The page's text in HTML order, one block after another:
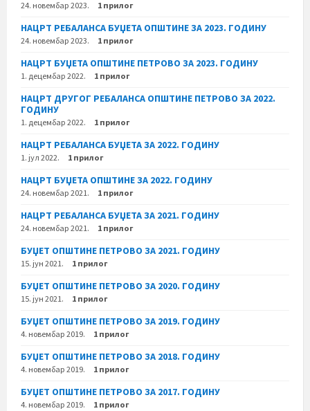
24. новембар 2023. 1 прилог
НАЦРТ РЕБАЛАНСА БУЏЕТА ОПШТИНЕ ЗА 2023. ГОДИНУ
24. новембар 2023. 1 прилог
НАЦРТ БУЏЕТА ОПШТИНЕ ПЕТРОВО ЗА 2023. ГОДИНУ
1. децембар 2022. 1 прилог
НАЦРТ ДРУГОГ РЕБАЛАНСА ОПШТИНЕ ПЕТРОВО ЗА 2022.
ГОДИНУ
1. децембар 2022. 1 прилог
НАЦРТ РЕБАЛАНСА БУЏЕТА ЗА 2022. ГОДИНУ
1. јул 2022. 1 прилог
НАЦРТ БУЏЕТА ОПШТИНЕ ЗА 2022. ГОДИНУ
24. новембар 2021. 1 прилог
НАЦРТ РЕБАЛАНСА БУЏЕТА ЗА 2021. ГОДИНУ
24. новембар 2021. 1 прилог
БУЏЕТ ОПШТИНЕ ПЕТРОВО ЗА 2021. ГОДИНУ
15. јун 2021. 1 прилог
БУЏЕТ ОПШТИНЕ ПЕТРОВО ЗА 2020. ГОДИНУ
15. јун 2021. 1 прилог
БУЏЕТ ОПШТИНЕ ПЕТРОВО ЗА 2019. ГОДИНУ
4. новембар 2019. 1 прилог
БУЏЕТ ОПШТИНЕ ПЕТРОВО ЗА 2018. ГОДИНУ
4. новембар 2019. 1 прилог
БУЏЕТ ОПШТИНЕ ПЕТРОВО ЗА 2017. ГОДИНУ
4. новембар 2019. 1 прилог